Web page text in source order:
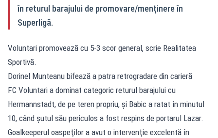
în returul barajului de promovare/menţinere în
Superligă.
Voluntari promovează cu 5-3 scor general, scrie Realitatea
Sportivă.
Dorinel Munteanu bifează a patra retrogradare din carieră
FC Voluntari a dominat categoric returul barajului cu
Hermannstadt, de pe teren propriu, şi Babic a ratat în minutul
10, când şutul său periculos a fost respins de portarul Lazar.
Goalkeeperul oaspeţilor a avut o intervenţie excelentă în